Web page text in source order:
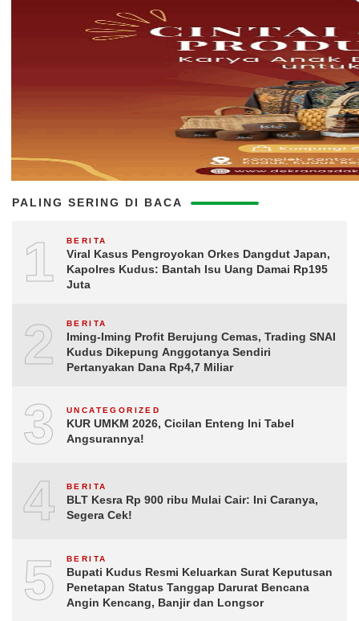
PALING SERING DI BACA
1 BERITA
Viral Kasus Pengroyokan Orkes Dangdut Japan,
Kapolres Kudus: Bantah Isu Uang Damai Rp195
Juta
2 BERITA
Iming-Iming Profit Berujung Cemas, Trading SNAI
Kudus Dikepung Anggotanya Sendiri
Pertanyakan Dana Rp4,7 Miliar
3 UNCATEGORIZED
KUR UMKM 2026, Cicilan Enteng Ini Tabel
Angsurannya!
4 BERITA
BLT Kesra Rp 900 ribu Mulai Cair: Ini Caranya,
Segera Cek!
5 BERITA
Bupati Kudus Resmi Keluarkan Surat Keputusan
Penetapan Status Tanggap Darurat Bencana
Angin Kencang, Banjir dan Longsor